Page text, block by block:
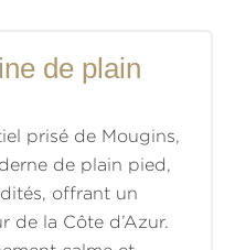
de plain
prisé de Mougins,
de plain pied,
offrant un
de la Côte d’Azur.